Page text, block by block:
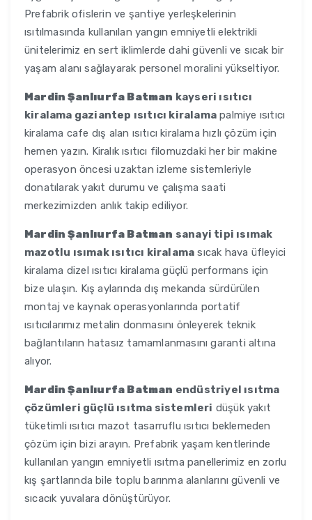
Prefabrik ofislerin ve şantiye yerleşkelerinin
ısıtılmasında kullanılan yangın emniyetli elektrikli
ünitelerimiz en sert iklimlerde dahi güvenli ve sıcak bir
yaşam alanı sağlayarak personel moralini yükseltiyor.
Mardin Şanlıurfa Batman kayseri ısıtıcı
kiralama gaziantep ısıtıcı kiralama palmiye ısıtıcı
kiralama cafe dış alan ısıtıcı kiralama hızlı çözüm için
hemen yazın. Kiralık ısıtıcı filomuzdaki her bir makine
operasyon öncesi uzaktan izleme sistemleriyle
donatılarak yakıt durumu ve çalışma saati
merkezimizden anlık takip ediliyor.
Mardin Şanlıurfa Batman sanayi tipi ısımak
mazotlu ısımak ısıtıcı kiralama sıcak hava üfleyici
kiralama dizel ısıtıcı kiralama güçlü performans için
bize ulaşın. Kış aylarında dış mekanda sürdürülen
montaj ve kaynak operasyonlarında portatif
ısıtıcılarımız metalin donmasını önleyerek teknik
bağlantıların hatasız tamamlanmasını garanti altına
alıyor.
Mardin Şanlıurfa Batman endüstriyel ısıtma
çözümleri güçlü ısıtma sistemleri düşük yakıt
tüketimli ısıtıcı mazot tasarruflu ısıtıcı beklemeden
çözüm için bizi arayın. Prefabrik yaşam kentlerinde
kullanılan yangın emniyetli ısıtma panellerimiz en zorlu
kış şartlarında bile toplu barınma alanlarını güvenli ve
sıcacık yuvalara dönüştürüyor.